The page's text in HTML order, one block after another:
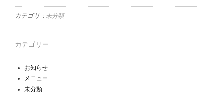
カテゴリ： 未分類
カテゴリー
お知らせ
メニュー
未分類